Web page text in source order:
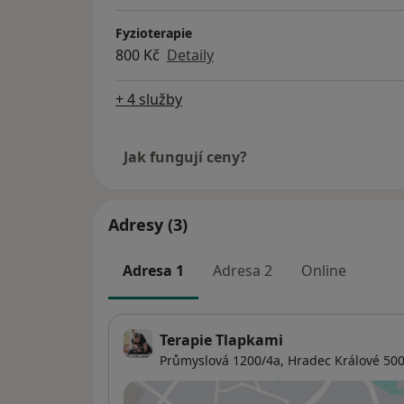
Fyzioterapie
800 Kč Detaily
+ 4 služby
Jak fungují ceny?
Adresy (3)
Adresa 1 Adresa 2 Online
Terapie Tlapkami
Průmyslová 1200/4a, Hradec Králové